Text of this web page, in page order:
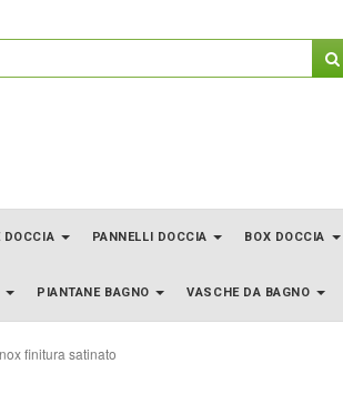
DOCCIA PANNELLI DOCCIA BOX DOCCIA
PIANTANE BAGNO VASCHE DA BAGNO
finitura satinato